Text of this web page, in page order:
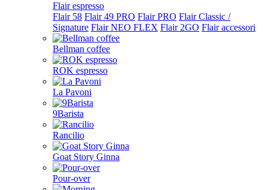
Flair espresso
Flair 58 Flair 49 PRO Flair PRO Flair Classic /
Signature Flair NEO FLEX Flair 2GO Flair accessori
Bellman coffee
ROK espresso
La Pavoni
9Barista
Rancilio
Goat Story Ginna
Pour-over